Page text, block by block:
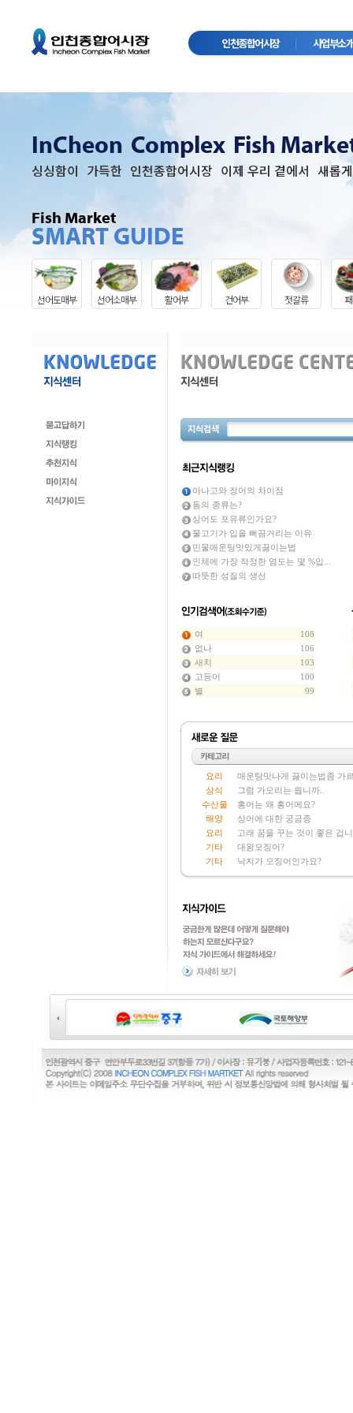
인천종합어시장 사업부소개
InCheon Complex Fish
싱싱함이 가득한 인천종합어시장 이제 우리 곁에서 새롭
Fish Market
SMART GUIDE
선어도매부 선어소매부 활어부 건어부 젓갈류
아나고와 장어의 차이점
돔의 종류는?
상어도 포유류인가요?
물고기가 입을 뻐끔거리는 이유
민물매운탕맛있게끓이는법
인체에 가장 적정한 염도는 몇 %입...
따뜻한 성질의 생선
여
108
없나
106
새치
103
고등어
100
별
99
요리
매운탕맛나게 끓이는법좀 가
상식
그럼 가오리는 뭡니까..
수산물
홍어는 왜 홍어에요?
해양
상어에 대한 궁금증
요리
고래 꿈을 꾸는 것이 좋은 겁
기타
대왕오징어?
기타
낙지가 오징어인가요?